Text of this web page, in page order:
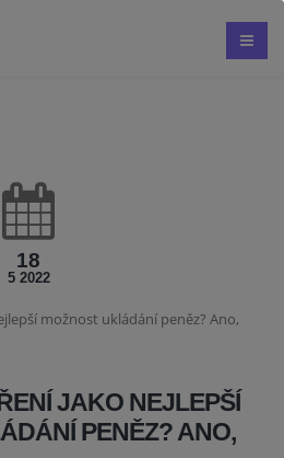
18
5 2022
JAKO NEJLEPŠÍ
PENĚZ? ANO,